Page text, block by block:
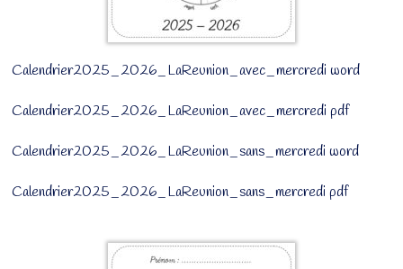
Calendrier2025_2026_LaReunion_avec_mercredi word
Calendrier2025_2026_LaReunion_avec_mercredi pdf
Calendrier2025_2026_LaReunion_sans_mercredi word
Calendrier2025_2026_LaReunion_sans_mercredi pdf